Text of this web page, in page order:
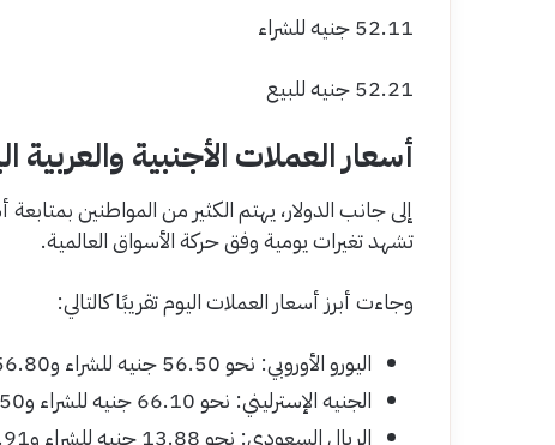
52.11 جنيه للشراء
52.21 جنيه للبيع
أسعار العملات الأجنبية والعربية
إلى جانب الدولار، يهتم الكثير من المواطنين بمتابعة
تشهد تغيرات يومية وفق حركة الأسواق العالمية.
وجاءت أبرز أسعار العملات اليوم تقريبًا كالتالي:
اليورو الأوروبي: نحو 56.50 جنيه للشراء و56.80 جنيه للبيع
الجنيه الإسترليني: نحو 66.10 جنيه للشراء و66.50 جنيه للبيع
الريال السعودي: نحو 13.88 جنيه للشراء و13.91 جنيه للبيع